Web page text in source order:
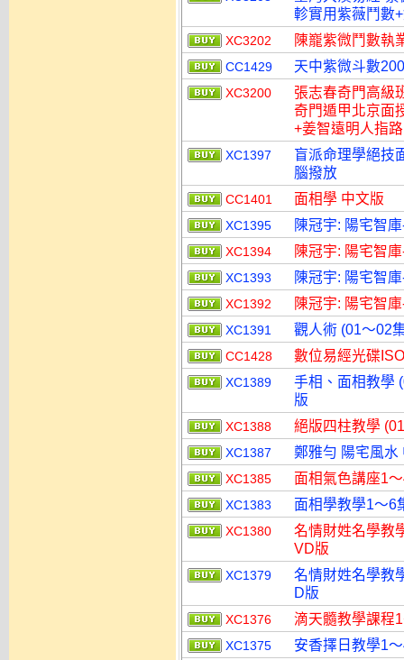
軫實用紫薇鬥數
XC3202 陳巃紫微鬥數執
CC1429 天中紫微斗數
XC3200
張志春奇門高級
奇門遁甲北京面
+姜智遠明人指
XC1397
盲派命理學絕技
腦撥放
CC1401 面相學 中文版
XC1395 陳冠宇: 陽宅智
XC1394 陳冠宇: 陽宅智
XC1393 陳冠宇: 陽宅智
XC1392 陳冠宇: 陽宅智
XC1391 觀人術 (01～02
CC1428 數位易經光碟
XC1389
手相、面相教學
版
XC1388 絕版四柱教學
XC1387 鄭雅勻 陽宅風水
XC1385 面相氣色講座1
XC1383 面相學教學1～6
XC1380
名情財姓名學教
VD版
XC1379
名情財姓名學教
D版
XC1376 滴天髓教學課程
XC1375 安香擇日教學1